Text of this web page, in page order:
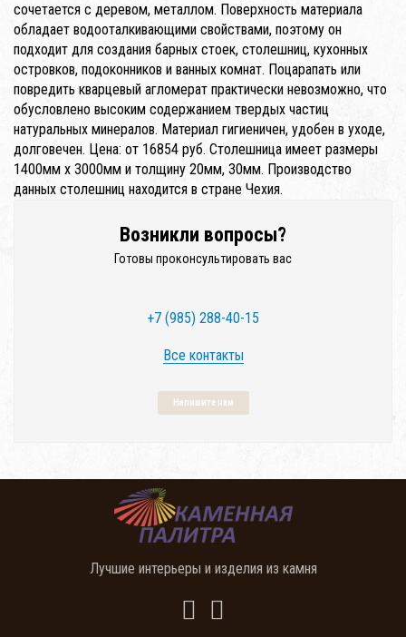
сочетается с деревом, металлом. Поверхность материала
обладает водооталкивающими свойствами, поэтому он
подходит для создания барных стоек, столешниц, кухонных
островков, подоконников и ванных комнат. Поцарапать или
повредить кварцевый агломерат практически невозможно, что
обусловлено высоким содержанием твердых частиц
натуральных минералов. Материал гигиеничен, удобен в уходе,
долговечен. Цена: от 16854 руб. Столешница имеет размеры
1400мм x 3000мм и толщину 20мм, 30мм. Производство
данных столешниц находится в стране Чехия.
Возникли вопросы?
Готовы проконсультировать вас
+7 (985) 288-40-15
Все контакты
Напишите нам
Лучшие интерьеры и изделия из камня